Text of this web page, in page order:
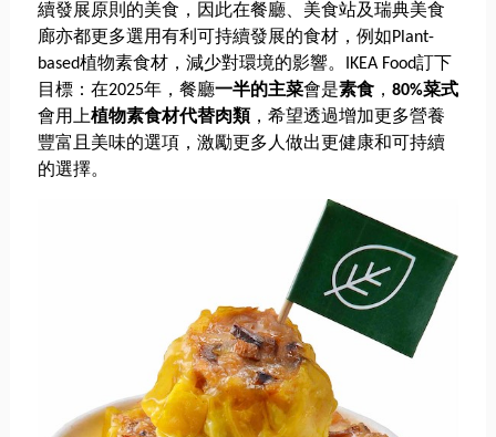
續發展原則的美食， 因此在餐廳、 美食站及瑞典美食
廊亦都更多選用有利可持續發展的食材， 例如Plant-
based植物素食材，減少對環境的影響。
IKEA Food訂下
目標：在2025年，餐廳一半的主菜會是素食， 80%菜式
會用上植物素食材代替肉類 ， 希望透過增加更多營養
豐富且美味的選項， 激勵更多人做出更健康和可持續
的選擇。